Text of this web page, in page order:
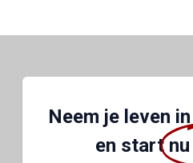
Neem je leven
en start